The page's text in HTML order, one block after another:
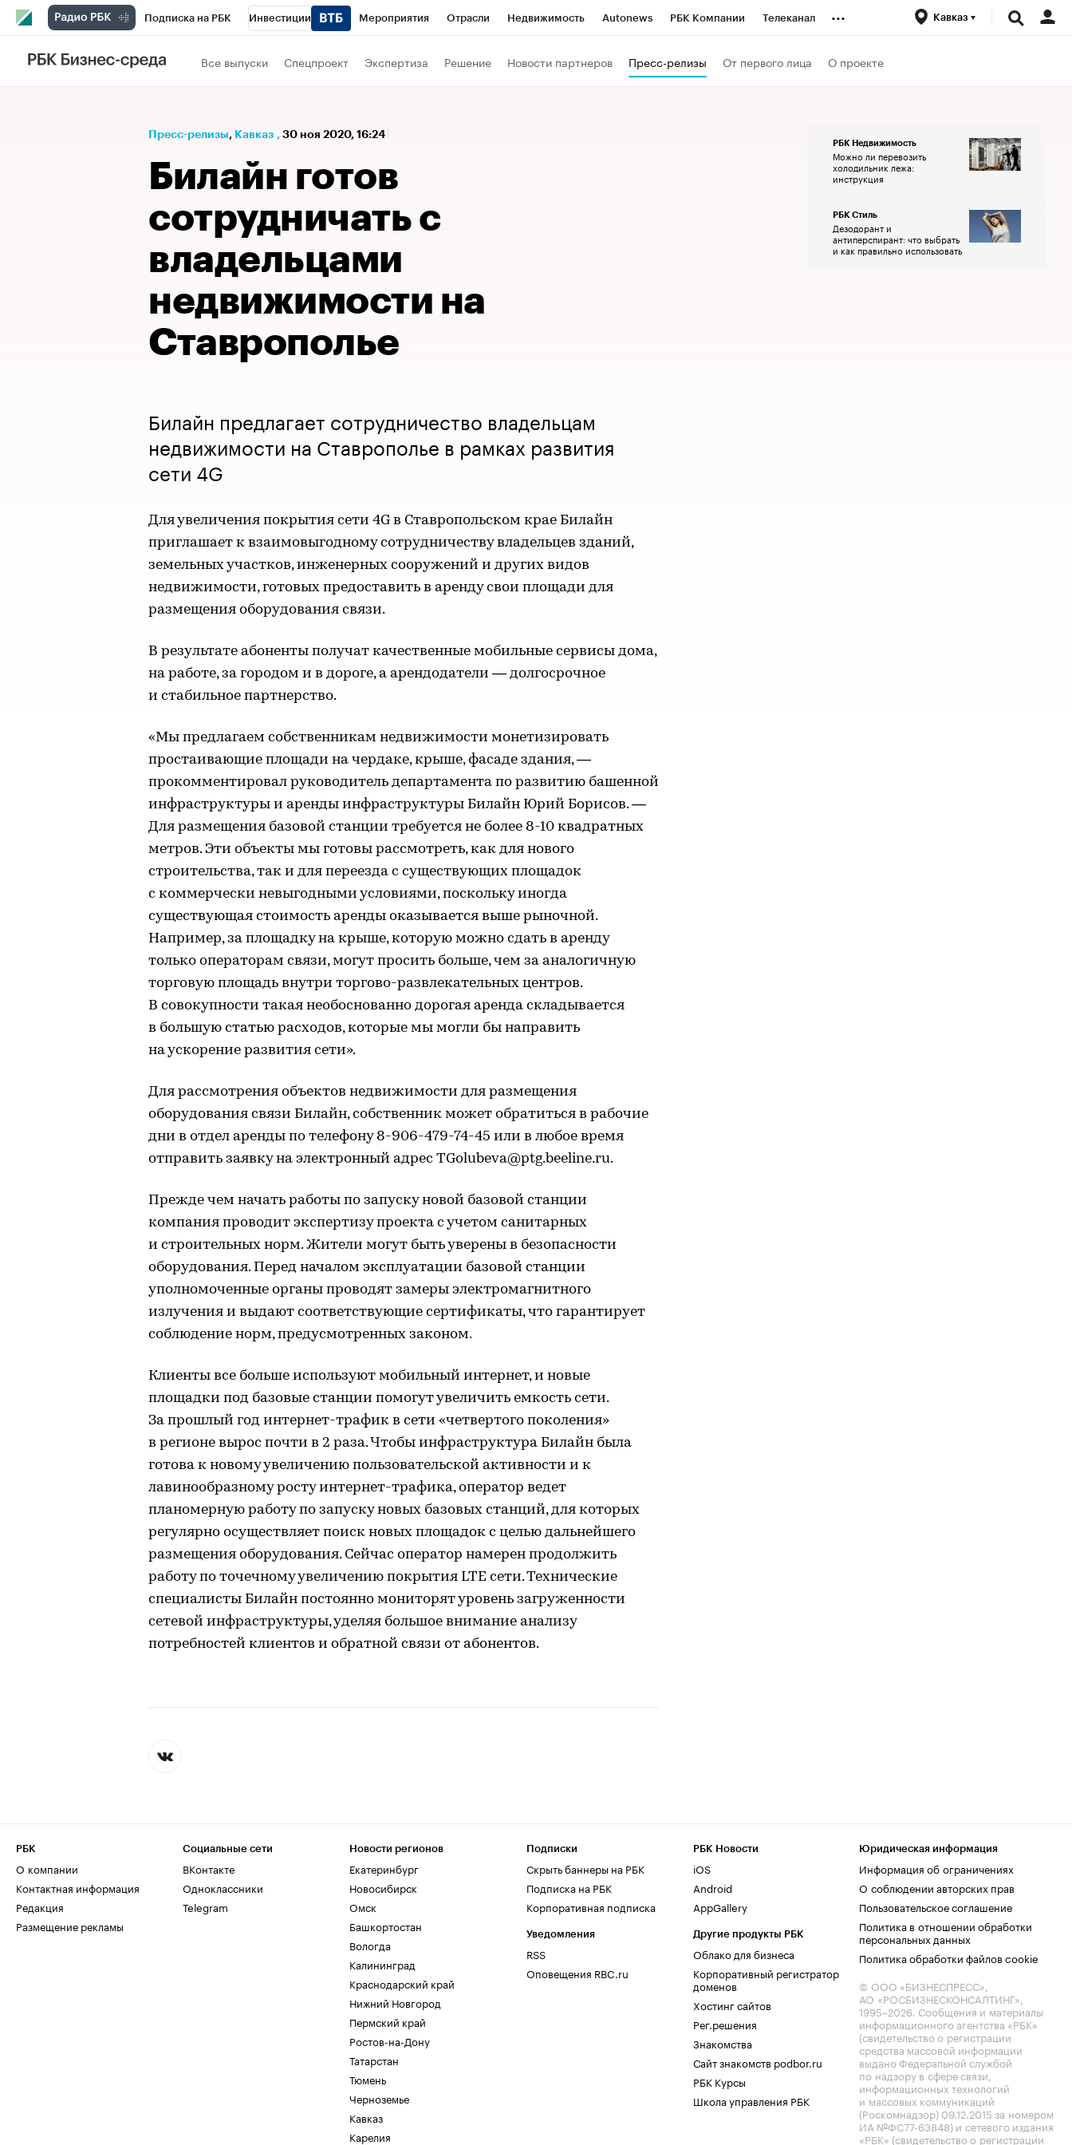
Подписка на РБК Инвестиции Мероприятия Отрасли Недвижимость Autonews РБК Компании Телеканал
РБК Вино
Проверка контрагентов
... Кавказ
Все выпуски Спецпроект Экспертиза Решение Новости партнеров Пресс-релизы От первого лица О проекте
Пресс-релизы⁠, Кавказ , 30 ноя 2020, 16:24
Билайн готов
сотрудничать с
владельцами
недвижимости на
Ставрополье
Билайн предлагает сотрудничество владельцам
недвижимости на Ставрополье в рамках развития
сети 4G
Для увеличения покрытия сети 4G в Ставропольском крае Билайн
приглашает к взаимовыгодному сотрудничеству владельцев зданий,
земельных участков, инженерных сооружений и других видов
недвижимости, готовых предоставить в аренду свои площади для
размещения оборудования связи.
В результате абоненты получат качественные мобильные сервисы дома,
на работе, за городом и в дороге, а арендодатели — долгосрочное
и стабильное партнерство.
«Мы предлагаем собственникам недвижимости монетизировать
простаивающие площади на чердаке, крыше, фасаде здания, —
прокомментировал руководитель департамента по развитию башенной
инфраструктуры и аренды инфраструктуры Билайн Юрий Борисов. —
Для размещения базовой станции требуется не более 8-10 квадратных
метров. Эти объекты мы готовы рассмотреть, как для нового
строительства, так и для переезда с существующих площадок
с коммерчески невыгодными условиями, поскольку иногда
существующая стоимость аренды оказывается выше рыночной.
Например, за площадку на крыше, которую можно сдать в аренду
только операторам связи, могут просить больше, чем за аналогичную
торговую площадь внутри торгово-развлекательных центров.
В совокупности такая необоснованно дорогая аренда складывается
в большую статью расходов, которые мы могли бы направить
на ускорение развития сети».
Для рассмотрения объектов недвижимости для размещения
оборудования связи Билайн, собственник может обратиться в рабочие
дни в отдел аренды по телефону 8-906-479-74-45 или в любое время
отправить заявку на электронный адрес TGolubeva@ptg.beeline.ru.
Прежде чем начать работы по запуску новой базовой станции
компания проводит экспертизу проекта с учетом санитарных
и строительных норм. Жители могут быть уверены в безопасности
оборудования. Перед началом эксплуатации базовой станции
уполномоченные органы проводят замеры электромагнитного
излучения и выдают соответствующие сертификаты, что гарантирует
соблюдение норм, предусмотренных законом.
Клиенты все больше используют мобильный интернет, и новые
площадки под базовые станции помогут увеличить емкость сети.
За прошлый год интернет-трафик в сети «четвертого поколения»
в регионе вырос почти в 2 раза. Чтобы инфраструктура Билайн была
готова к новому увеличению пользовательской активности и к
лавинообразному росту интернет-трафика, оператор ведет
планомерную работу по запуску новых базовых станций, для которых
регулярно осуществляет поиск новых площадок с целью дальнейшего
размещения оборудования. Сейчас оператор намерен продолжить
работу по точечному увеличению покрытия LTE сети. Технические
специалисты Билайн постоянно мониторят уровень загруженности
сетевой инфраструктуры, уделяя большое внимание анализу
потребностей клиентов и обратной связи от абонентов.
РБК Недвижимость
Можно ли перевозить
холодильник лежа:
инструкция
РБК Стиль
Дезодорант и
антиперспирант: что выбрать
и как правильно использовать
РБК
О компании
Контактная информация
Редакция
Размещение рекламы
Социальные сети
ВКонтакте
Одноклассники
Telegram
Новости регионов
Екатеринбург
Новосибирск
Омск
Башкортостан
Вологда
Калининград
Краснодарский край
Нижний Новгород
Пермский край
Ростов-на-Дону
Татарстан
Тюмень
Черноземье
Кавказ
Карелия
Подписки
Скрыть баннеры на РБК
Подписка на РБК
Корпоративная подписка
Уведомления
RSS
Оповещения RBC.ru
РБК Новости
iOS
Android
AppGallery
Другие продукты РБК
Облако для бизнеса
Корпоративный регистратор
доменов
Хостинг сайтов
Рег.решения
Знакомства
Сайт знакомств podbor.ru
РБК Курсы
Школа управления РБК
Юридическая информация
Информация об ограничениях
О соблюдении авторских прав
Пользовательское соглашение
Политика в отношении обработки
персональных данных
Политика обработки файлов cookie
© ООО «БИЗНЕСПРЕСС»,
АО «РОСБИЗНЕСКОНСАЛТИНГ»,
1995–2026. Сообщения и материалы
информационного агентства «РБК»
(свидетельство о регистрации
средства массовой информации
выдано Федеральной службой
по надзору в сфере связи,
информационных технологий
и массовых коммуникаций
(Роскомнадзор) 09.12.2015 за номером
ИА №ФС77-63848) и сетевого издания
«РБК» (свидетельство о регистрации